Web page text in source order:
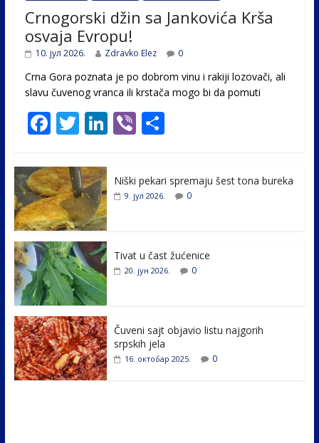
Crnogorski džin sa Jankovića Krša
osvaja Evropu!
10. јул 2026. Zdravko Elez 0
Crna Gora poznata je po dobrom vinu i rakiji lozovači, ali
slavu čuvenog vranca ili krstača mogo bi da pomuti
F
e
b
o
o
k
T
itt
er
Li
e
Vi
er
S
e
Niški pekari spremaju šest tona bureka
9. јул 2026. 0
Tivat u čast žućenice
20. јун 2026. 0
Čuveni sajt objavio listu najgorih
srpskih jela
16. октобар 2025. 0